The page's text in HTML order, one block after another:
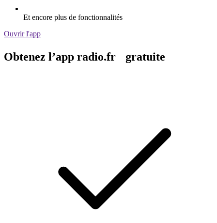
Et encore plus de fonctionnalités
Ouvrir l'app
Obtenez l’app radio.fr gratuite